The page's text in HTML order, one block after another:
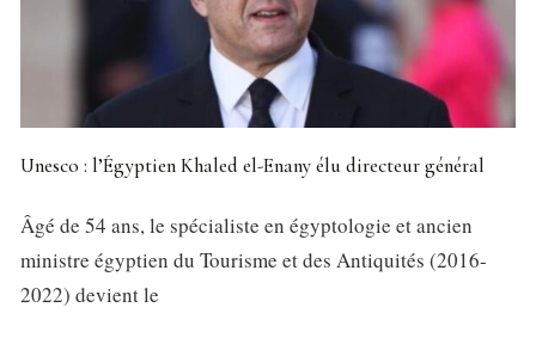
Unesco : l’Égyptien Khaled el-Enany élu directeur général
Âgé de 54 ans, le spécialiste en égyptologie et ancien
ministre égyptien du Tourisme et des Antiquités (2016-
2022) devient le